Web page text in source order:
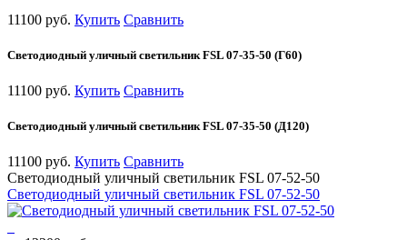
11100 руб. Купить Сравнить
Светодиодный уличный светильник FSL 07-35-50 (Г60)
11100 руб. Купить Сравнить
Светодиодный уличный светильник FSL 07-35-50 (Д120)
11100 руб. Купить Сравнить
Светодиодный уличный светильник FSL 07-52-50
Светодиодный уличный светильник FSL 07-52-50